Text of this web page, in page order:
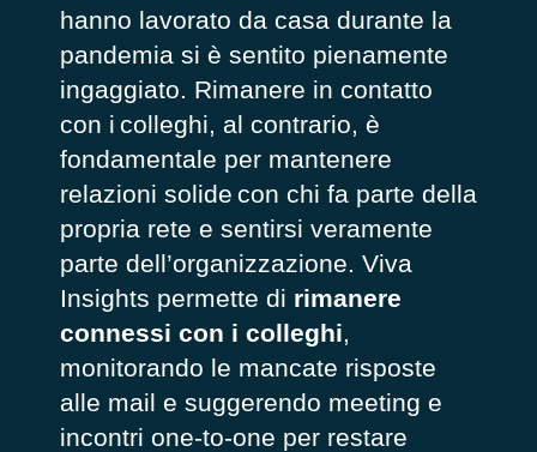
hanno lavorato da casa durante la
pandemia si è sentito pienamente
ingaggiato. Rimanere in contatto
con i colleghi, al contrario, è
fondamentale per mantenere
relazioni solide con chi fa parte della
propria rete e sentirsi veramente
parte dell’organizzazione. Viva
Insights permette di rimanere
connessi con i colleghi,
monitorando le mancate risposte
alle mail e suggerendo meeting e
incontri one-to-one per restare